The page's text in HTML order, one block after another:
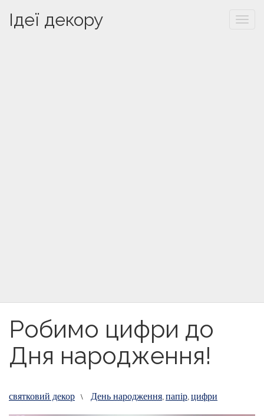
Ідеї декору
Робимо цифри до
Дня народження!
святковий декор \ День народження,папір,цифри